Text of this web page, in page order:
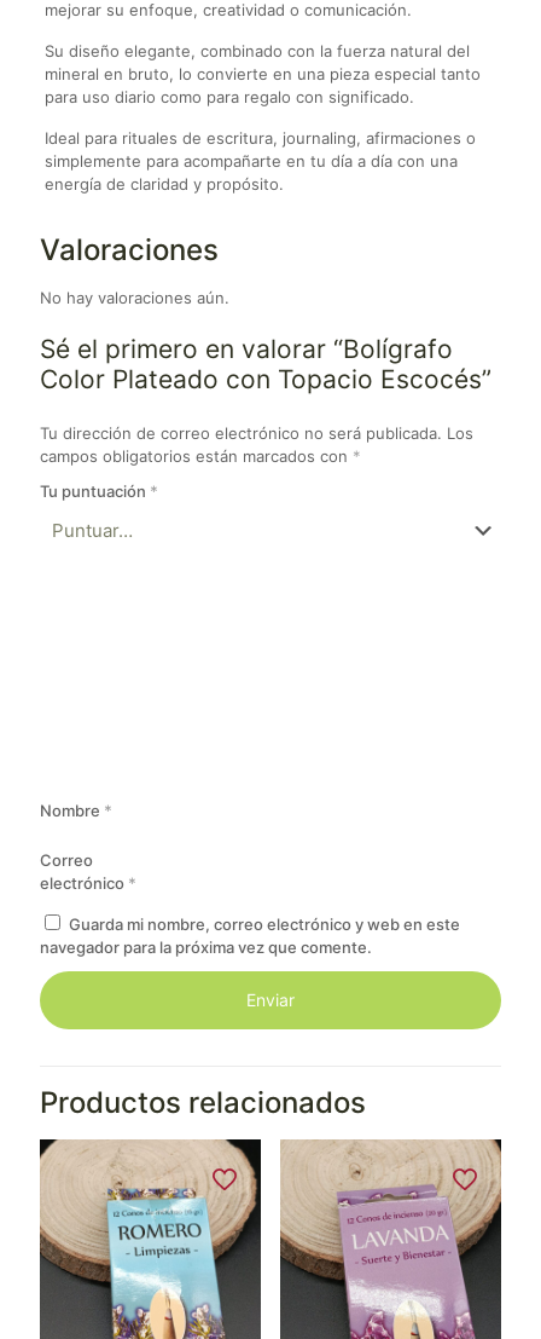
mejorar su enfoque, creatividad o comunicación.
Su diseño elegante, combinado con la fuerza natural del
mineral en bruto, lo convierte en una pieza especial tanto
para uso diario como para regalo con significado.
Ideal para rituales de escritura, journaling, afirmaciones o
simplemente para acompañarte en tu día a día con una
energía de claridad y propósito.
Valoraciones
No hay valoraciones aún.
Sé el primero en valorar “Bolígrafo
Color Plateado con Topacio Escocés”
Tu dirección de correo electrónico no será publicada. Los
campos obligatorios están marcados con *
Tu puntuación *
Nombre *
Correo
electrónico *
Guarda mi nombre, correo electrónico y web en este
navegador para la próxima vez que comente.
Productos relacionados